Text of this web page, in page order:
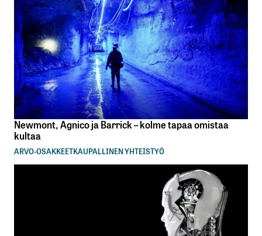
Newmont, Agnico ja Barrick – kolme tapaa omistaa
kultaa
ARVO-OSAKKEETKAUPALLINEN YHTEISTYÖ